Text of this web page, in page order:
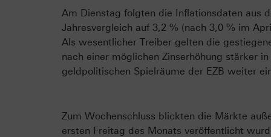
Am Dienstag folgten die Inflationsdaten aus
Jahresvergleich auf 3,2 % (nach 3,0 % im
Als wesentlicher Treiber gelten die
nach einer möglichen Zinserhöhung stärker
geldpolitischen Spielräume der EZB weiter
Zum Wochenschluss blickten die Märkte
ersten Freitag des Monats veröffentlicht